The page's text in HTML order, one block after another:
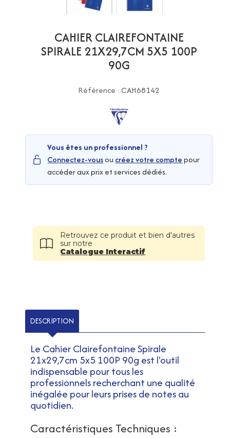
CAHIER CLAIREFONTAINE
SPIRALE 21X29,7CM 5X5 100P
90G
Référence : CAH68142
Vous êtes un professionnel ?
Connectez-vousou créez votre comptepour
accéder aux prix et services dédiés.
Retrouvez ce produit et bien d'autres
sur notre
Catalogue Interactif
DESCRIPTION
Le Cahier Clairefontaine Spirale
21x29,7cm 5x5 100P 90g est l'outil
indispensable pour tous les
professionnels recherchant une qualité
inégalée pour leurs prises de notes au
quotidien.
Caractéristiques Techniques :